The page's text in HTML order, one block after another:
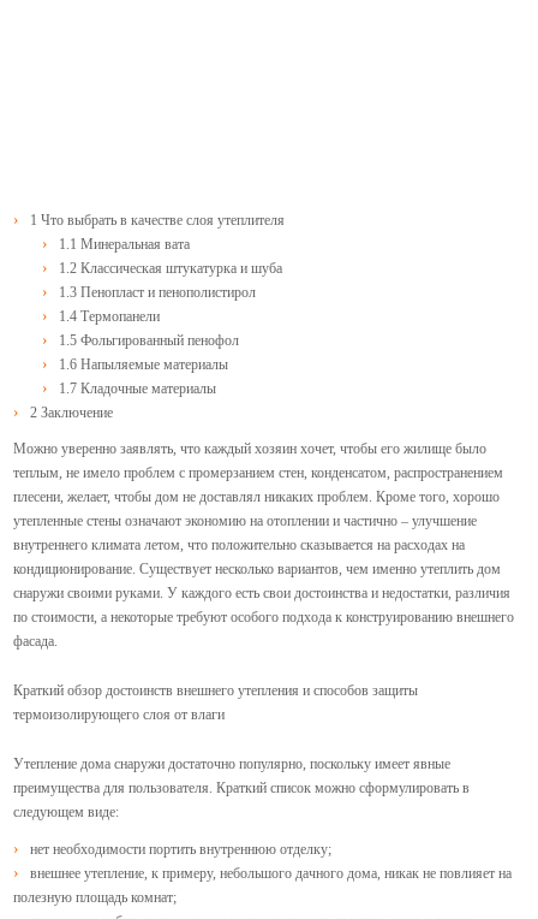
1 Что выбрать в качестве слоя утеплителя
1.1 Минеральная вата
1.2 Классическая штукатурка и шуба
1.3 Пенопласт и пенополистирол
1.4 Термопанели
1.5 Фольгированный пенофол
1.6 Напыляемые материалы
1.7 Кладочные материалы
2 Заключение
Можно уверенно заявлять, что каждый хозяин хочет, чтобы его жилище было
теплым, не имело проблем с промерзанием стен, конденсатом, распространением
плесени, желает, чтобы дом не доставлял никаких проблем. Кроме того, хорошо
утепленные стены означают экономию на отоплении и частично – улучшение
внутреннего климата летом, что положительно сказывается на расходах на
кондиционирование. Существует несколько вариантов, чем именно утеплить дом
снаружи своими руками. У каждого есть свои достоинства и недостатки, различия
по стоимости, а некоторые требуют особого подхода к конструированию внешнего
фасада.
Краткий обзор достоинств внешнего утепления и способов защиты
термоизолирующего слоя от влаги
Утепление дома снаружи достаточно популярно, поскольку имеет явные
преимущества для пользователя. Краткий список можно сформулировать в
следующем виде:
нет необходимости портить внутреннюю отделку;
внешнее утепление, к примеру, небольшого дачного дома, никак не повлияет на
полезную площадь комнат;